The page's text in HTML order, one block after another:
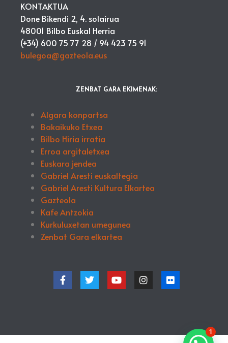
KONTAKTUA
Done Bikendi 2, 4. solairua
48001 Bilbo Euskal Herria
(+34) 600 75 77 28 / 94 423 75 91
bulegoa@gazteola.eus
ZENBAT GARA EKIMENAK:
Algara konpartsa
Bakaikuko Etxea
Bilbo Hiria irratia
Erroa argitaletxea
Euskara jendea
Gabriel Aresti euskaltegia
Gabriel Aresti Kultura Elkartea
Gazteola
Kafe Antzokia
Kurkuluxetan umegunea
Zenbat Gara elkartea
1